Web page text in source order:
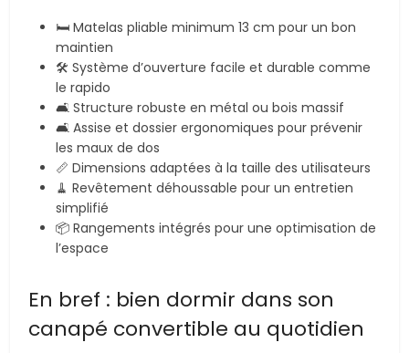
🛏 Matelas pliable minimum 13 cm pour un bon
maintien
🛠 Système d’ouverture facile et durable comme
le rapido
🛋 Structure robuste en métal ou bois massif
🛋 Assise et dossier ergonomiques pour prévenir
les maux de dos
📏 Dimensions adaptées à la taille des utilisateurs
🧹 Revêtement déhoussable pour un entretien
simplifié
📦 Rangements intégrés pour une optimisation de
l’espace
En bref : bien dormir dans son
canapé convertible au quotidien